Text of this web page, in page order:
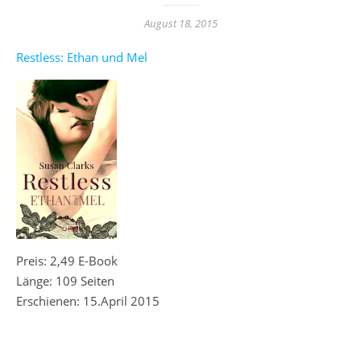
August 18, 2015
Restless: Ethan und Mel
Preis: 2,49 E-Book
Länge: 109 Seiten
Erschienen: 15.April 2015